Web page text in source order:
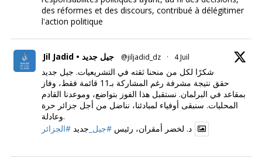
des réformes et des discours, contribué à délégitimer
l'action politique
Jil Jadid • جيل جديد @jiljadid_dz · 4 Juil
شكرًا لكل من منحنا ثقته في التشريعيات. جيل جديد
حقق نتيجة مشرفة رغم المشاركة بـ11 قائمة فقط، وفاز
بمقاعد في البرلمان. نستقبل هذا الفوز بتواضع، وموعدنا القادم
المحليات. سنبقى أوفياء لمبادئنا، نناضل من أجل جزائر حرة
وعادلة.
د. لخضر أمقران، رئيس#جيل_ جديد#الجزائر